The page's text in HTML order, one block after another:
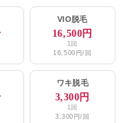
VIO脱毛
16,500円
1回
16,500円/回
ワキ脱毛
3,300円
1回
3,300円/回